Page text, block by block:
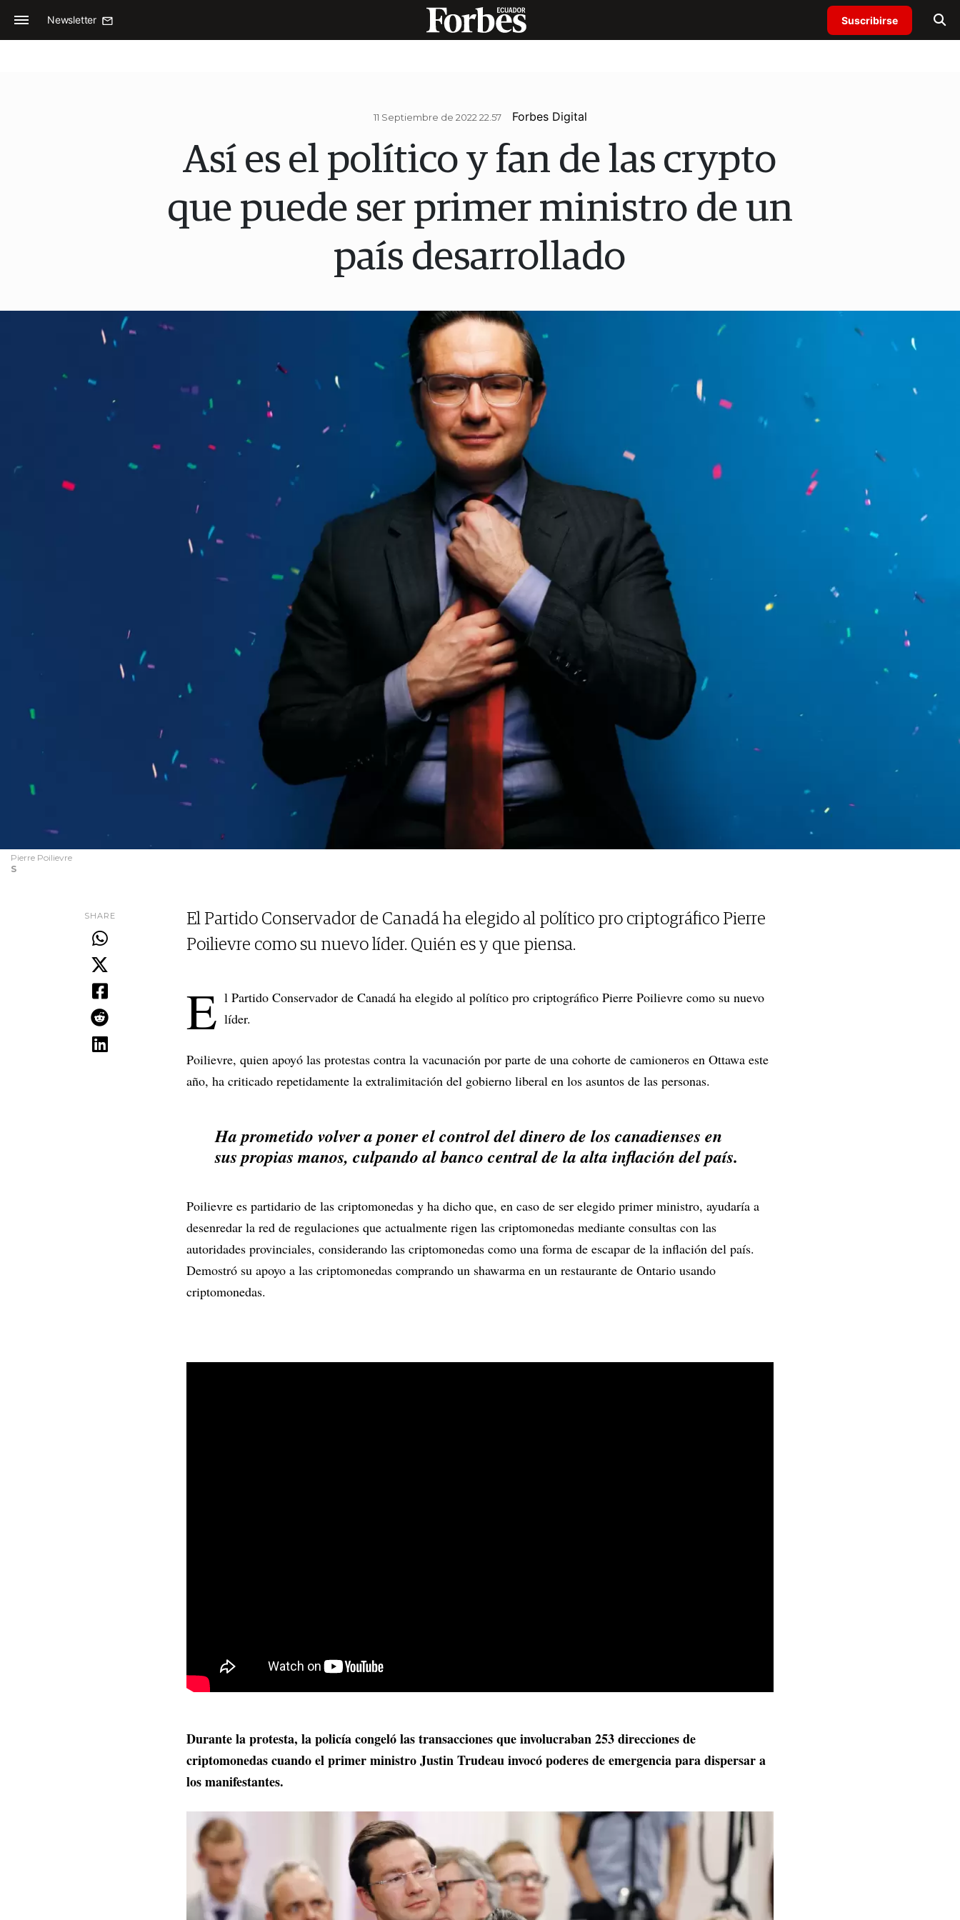
Newsletter Suscribirse
11 Septiembre de 2022 22.57 Forbes Digital
Así es el político y fan de las crypto
que puede ser primer ministro de un
país desarrollado
Pierre Poilievre
S
SHARE
El Partido Conservador de Canadá ha elegido al político pro criptográfico Pierre
Poilievre como su nuevo líder. Quién es y que piensa.
E l Partido Conservador de Canadá ha elegido al político pro criptográfico Pierre Poilievre como su nuevo
líder.
Poilievre, quien apoyó las protestas contra la vacunación por parte de una cohorte de camioneros en Ottawa este
año, ha criticado repetidamente la extralimitación del gobierno liberal en los asuntos de las personas.
Ha prometido volver a poner el control del dinero de los canadienses en
sus propias manos, culpando al banco central de la alta inflación del país.
Poilievre es partidario de las criptomonedas y ha dicho que, en caso de ser elegido primer ministro, ayudaría a
desenredar la red de regulaciones que actualmente rigen las criptomonedas mediante consultas con las
autoridades provinciales, considerando las criptomonedas como una forma de escapar de la inflación del país.
Demostró su apoyo a las criptomonedas comprando un shawarma en un restaurante de Ontario usando
criptomonedas.
Durante la protesta, la policía congeló las transacciones que involucraban 253 direcciones de
criptomonedas cuando el primer ministro Justin Trudeau invocó poderes de emergencia para dispersar a
los manifestantes.